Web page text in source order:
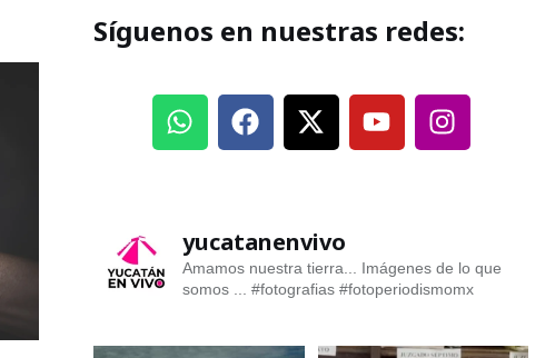
Síguenos en nuestras redes:
yucatanenvivo
Amamos nuestra tierra... Imágenes de lo que
somos ... #fotografias #fotoperiodismomx